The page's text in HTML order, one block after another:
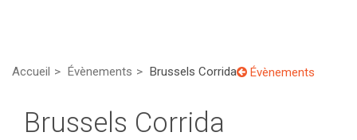
Accueil Évènements Brussels Corrida Évènements
Brussels Corrida